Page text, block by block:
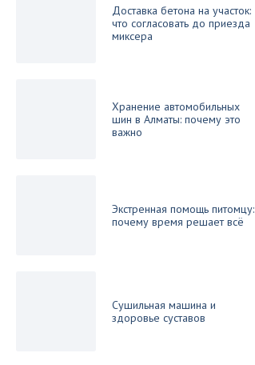
Доставка бетона на участок:
что согласовать до приезда
миксера
Хранение автомобильных
шин в Алматы: почему это
важно
Экстренная помощь питомцу:
почему время решает всё
Сушильная машина и
здоровье суставов